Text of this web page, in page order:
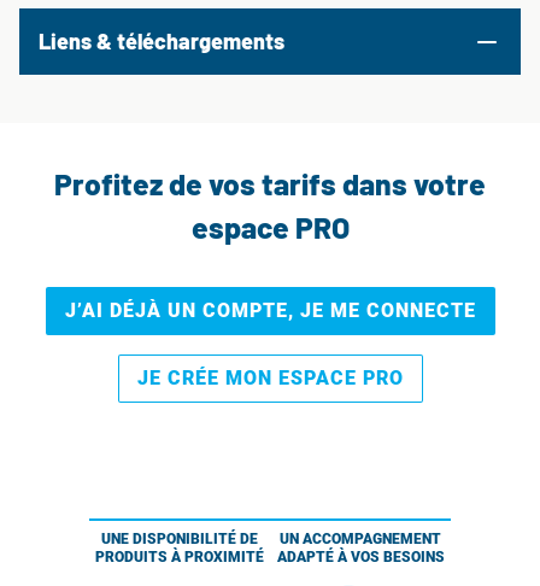
Liens & téléchargements
Profitez de vos tarifs dans votre
espace PRO
J’AI DÉJÀ UN COMPTE, JE ME CONNECTE
JE CRÉE MON ESPACE PRO
UNE DISPONIBILITÉ DE
PRODUITS À PROXIMITÉ
UN ACCOMPAGNEMENT
ADAPTÉ À VOS BESOINS